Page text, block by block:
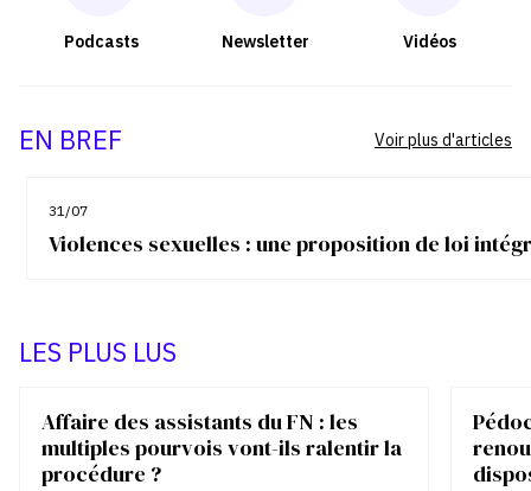
Podcasts Newsletter Vidéos
EN BREF
31/07
Violences sexuelles : une proposition de loi
Voir plus d'articles
LES PLUS LUS
Affaire des assistants du FN : les
multiples pourvois vont-ils ralentir la
procédure ?